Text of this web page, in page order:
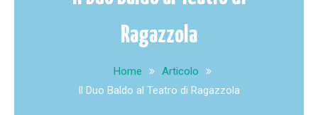
Ragazzola
Home
Articolo
Il Duo Baldo al Teatro di Ragazzola